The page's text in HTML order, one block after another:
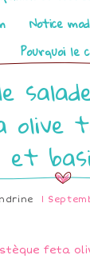
Notice
Pourquoi le
et
1